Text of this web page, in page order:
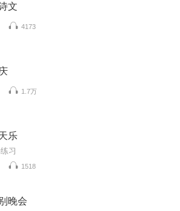
文
4173
1.7万
乐
习
1518
晚会